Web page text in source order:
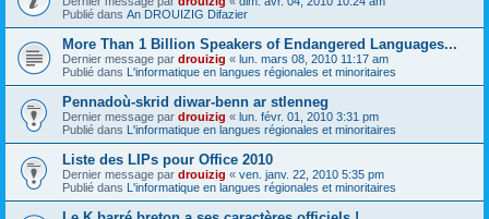
Publié dans An DROUIZIG Difazier
More Than 1 Billion Speakers of Endangered Languages...
Dernier message par drouizig « lun. mars 08, 2010 11:17 am
Publié dans L'informatique en langues régionales et minoritaires
Pennadoù-skrid diwar-benn ar stlenneg
Dernier message par drouizig « lun. févr. 01, 2010 3:31 pm
Publié dans L'informatique en langues régionales et minoritaires
Liste des LIPs pour Office 2010
Dernier message par drouizig « ven. janv. 22, 2010 5:35 pm
Publié dans L'informatique en langues régionales et minoritaires